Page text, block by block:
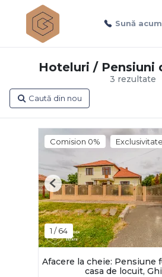
Sună acum
3 rezultate
Hoteluri / Pensiuni
Caută din nou
Comision 0% Exclusivitate
1 /64
Previous
Afacere la cheie: Pensiune
casa de locuit,